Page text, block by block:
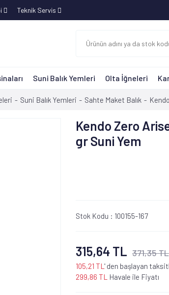
Teknik Servis
Suni Balık Yemleri Olta İğneleri
Suni Balık Yemleri Sahte Maket Balık
Kendo Zero
gr Suni Yem
Stok Kodu : 100155-167
315,64 TL 371,35 TL
105,21 TL ' den başlayan
299,86 TL
Havale ile Fiyatı